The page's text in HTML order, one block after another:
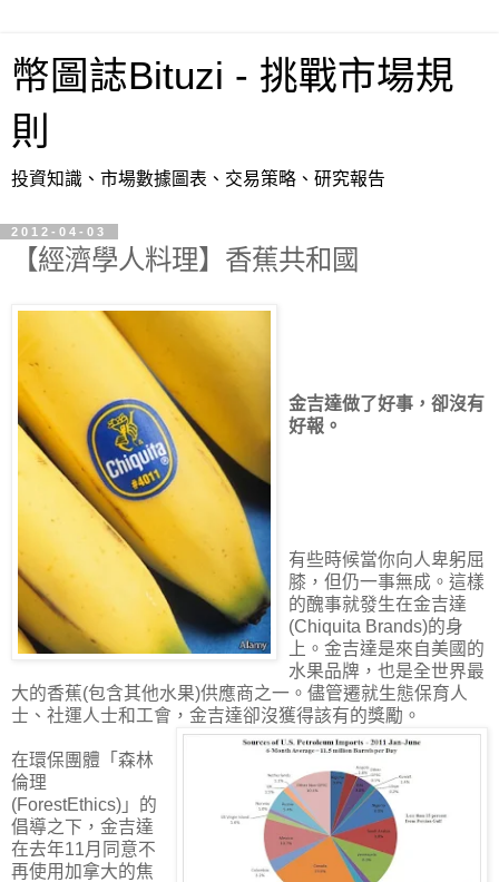
幣圖誌Bituzi - 挑戰市場規
則
投資知識、市場數據圖表、交易策略、研究報告
2012-04-03
【經濟學人料理】香蕉共和國
金吉達做了好事，卻沒有
好報。
有些時候當你向人卑躬屈
膝，但仍一事無成。這樣
的醜事就發生在金吉達
(Chiquita Brands)的身
上。金吉達是來自美國的
水果品牌，也是全世界最
大的香蕉(包含其他水果)供應商之一。儘管遷就生態保育人
士、社運人士和工會，金吉達卻沒獲得該有的獎勵。
在環保團體「森林
倫理
(ForestEthics)」的
倡導之下，金吉達
在去年11月同意不
再使用加拿大的焦